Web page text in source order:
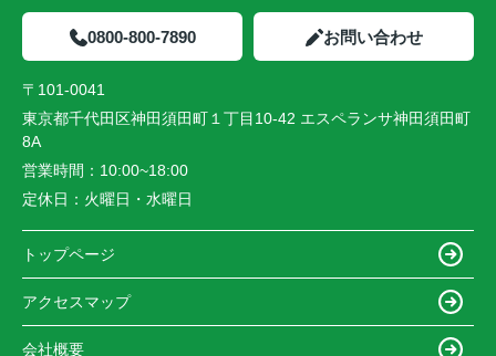
0800-800-7890 お問い合わせ
〒101-0041
東京都千代田区神田須田町１丁目10-42 エスペランサ神田須田町
8A
営業時間： 10:00~18:00
定休日： 火曜日・水曜日
トップページ
アクセスマップ
会社概要